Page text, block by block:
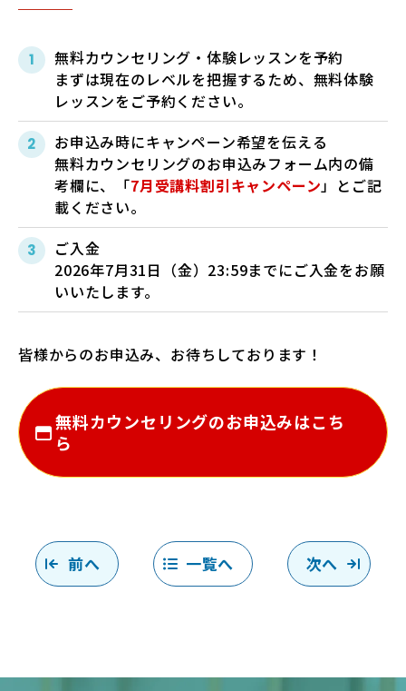
無料カウンセリング・体験レッスンを予約
まずは現在のレベルを把握するため、無料体験
レッスンをご予約ください。
お申込み時にキャンペーン希望を伝える
無料カウンセリングのお申込みフォーム内の備
考欄に、「7月受講料割引キャンペーン」とご記
載ください。
ご入金
2026年7月31日（金）23:59までにご入金をお願
いいたします。
皆様からのお申込み、お待ちしております！
無料カウンセリングのお申込みはこち
ら
前へ 一覧へ 次へ